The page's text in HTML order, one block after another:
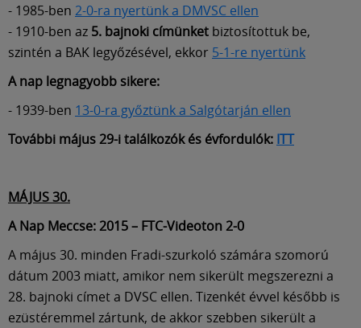
- 1985-ben 2-0-ra nyertünk a DMVSC ellen
- 1910-ben az 5. bajnoki címünket biztosítottuk be,
szintén a BAK legyőzésével, ekkor 5-1-re nyertünk
A nap legnagyobb sikere:
- 1939-ben 13-0-ra győztünk a Salgótarján ellen
További május 29-i találkozók és évfordulók: ITT
MÁJUS 30.
A Nap Meccse: 2015 – FTC-Videoton 2-0
A május 30. minden Fradi-szurkoló számára szomorú
dátum 2003 miatt, amikor nem sikerült megszerezni a
28. bajnoki címet a DVSC ellen. Tizenkét évvel később is
ezüstéremmel zártunk, de akkor szebben sikerült a